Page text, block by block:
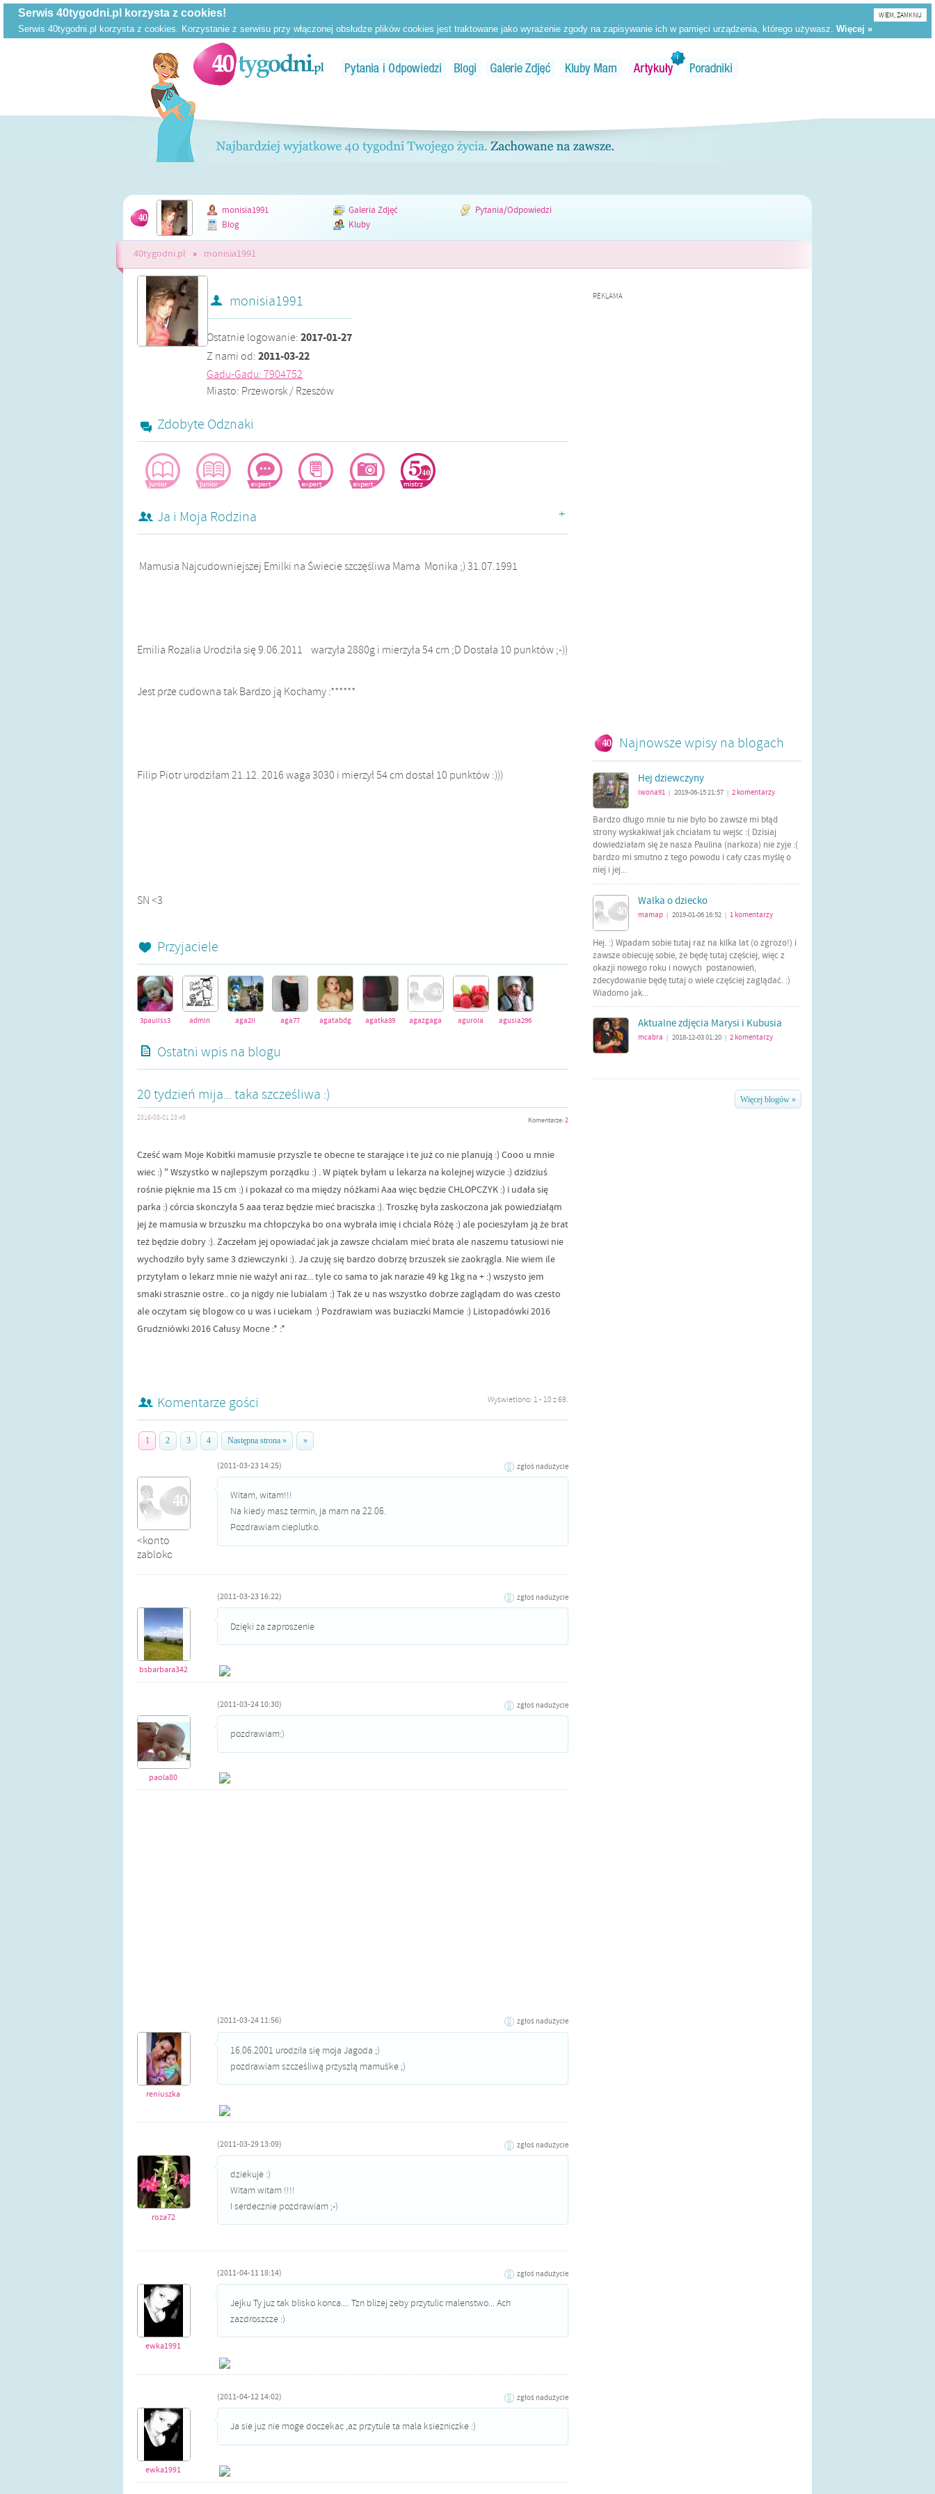
WIEM, ZAMKNIJ
monisia1991 Galeria Zdjęć
Pytania/Odpowiedzi
Blog
Kluby
40tygodni.pl » monisia1991
monisia1991
Ostatnie logowanie: 2017-01-27
Z nami od: 2011-03-22
Gadu-Gadu: 7904752
Miasto: Przeworsk / Rzeszów
Zdobyte Odznaki
Ja i Moja Rodzina +
Mamusia Najcudowniejszej Emilki na Świecie szczęśliwa Mama Monika ;) 31.07.1991
Emilia Rozalia Urodziła się 9.06.2011 warzyła 2880g i mierzyła 54 cm ;D Dostała 10 punktów ;-))
Jest prze cudowna tak Bardzo ją Kochamy :******
Filip Piotr urodziłam 21.12. 2016 waga 3030 i mierzył 54 cm dostał 10 punktów :)))
SN <3
Przyjaciele
3pauliss3 admin aga2ii aga77 agatabdg agatka89 agazgaga agurola agusia296
Ostatni wpis na blogu
20 tydzień mija... taka szcześliwa :)
2016-08-01 23:49 Komentarze:2
Cześć wam Moje Kobitki mamusie przyszle te obecne te starające i te już co nie planują :) Cooo u mnie
wiec :) " Wszystko w najlepszym porządku :) . W piątek byłam u lekarza na kolejnej wizycie :) dzidziuś
rośnie pięknie ma 15 cm :) i pokazał co ma między nóżkami Aaa więc będzie CHLOPCZYK :) i udała się
parka :) córcia skonczyła 5 aaa teraz będzie mieć braciszka :). Troszkę była zaskoczona jak powiedziałąm
jej że mamusia w brzuszku ma chłopczyka bo ona wybrała imię i chciala Różę :) ale pocieszyłam ją że brat
też będzie dobry :). Zaczełam jej opowiadać jak ja zawsze chcialam mieć brata ale naszemu tatusiowi nie
wychodziło były same 3 dziewczynki :). Ja czuję się bardzo dobrzę brzuszek sie zaokrągla. Nie wiem ile
przytyłam o lekarz mnie nie ważył ani raz... tyle co sama to jak narazie 49 kg 1kg na + :) wszysto jem
smaki strasznie ostre.. co ja nigdy nie lubialam :) Tak że u nas wszystko dobrze zaglądam do was czesto
ale oczytam się blogow co u was i uciekam :) Pozdrawiam was buziaczki Mamcie :) Listopadówki 2016
Grudzniówki 2016 Całusy Mocne :* :*
Komentarze gości Wyświetlono: 1 - 10 z 69.
1 2 3 4 Następna strona » »
(2011-03-23 14:25) zgłoś nadużycie
<konto
zablokowane>
Witam, witam!!!
Na kiedy masz termin, ja mam na 22.06.
Pozdrawiam cieplutko.
(2011-03-23 16:22) zgłoś nadużycie
bsbarbara342
Dzięki za zaproszenie
(2011-03-24 10:30) zgłoś nadużycie
paola80
pozdrawiam:)
(2011-03-24 11:56) zgłoś nadużycie
reniuszka
16.06.2001 urodziła się moja Jagoda ;)
pozdrawiam szcześliwą przyszłą mamuśke ;)
(2011-03-29 13:09) zgłoś nadużycie
roza72
dziekuje :)
Witam witam !!!!
I serdecznie pozdrawiam ;-)
(2011-04-11 18:14) zgłoś nadużycie
ewka1991
Jejku Ty juz tak blisko konca.... Tzn blizej zeby przytulic malenstwo... Ach
zazdroszcze :)
(2011-04-12 14:02) zgłoś nadużycie
ewka1991
Ja sie juz nie moge doczekac ,az przytule ta mala ksiezniczke :)
REKLAMA
Najnowsze wpisy na blogach
Hej dziewczyny
iwona91 2019-06-15 21:57 2 komentarzy
Bardzo długo mnie tu nie było bo zawsze mi błąd
strony wyskakiwał jak chciałam tu wejśc :( Dzisiaj
dowiedziałam się że nasza Paulina (narkoza) nie zyje :(
bardzo mi smutno z tego powodu i cały czas myślę o
niej i jej...
Walka o dziecko
mamap 2019-01-06 16:52 1 komentarzy
Hej. :) Wpadam sobie tutaj raz na kilka lat (o zgrozo!) i
zawsze obiecuję sobie, że będę tutaj częściej, więc z
okazji nowego roku i nowych postanowień,
zdecydowanie będę tutaj o wiele częściej zaglądać. :)
Wiadomo jak...
Aktualne zdjęcia Marysi i Kubusia
mcabra 2018-12-03 01:20 2 komentarzy
Więcej blogów »